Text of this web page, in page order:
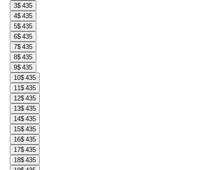
3$ 435
4$ 435
5$ 435
6$ 435
7$ 435
8$ 435
9$ 435
10$ 435
11$ 435
12$ 435
13$ 435
14$ 435
15$ 435
16$ 435
17$ 435
18$ 435